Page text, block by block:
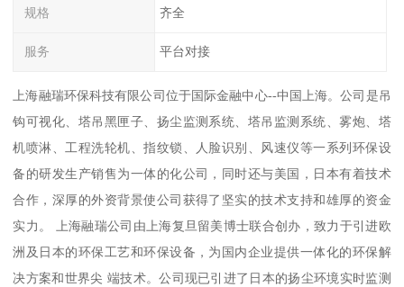
规格 齐全
服务 平台对接
上海融瑞环保科技有限公司位于国际金融中心--中国上海。公司是吊
钩可视化、塔吊黑匣子、扬尘监测系统、塔吊监测系统、雾炮、塔
机喷淋、工程洗轮机、指纹锁、人脸识别、风速仪等一系列环保设
备的研发生产销售为一体的化公司，同时还与美国，日本有着技术
合作，深厚的外资背景使公司获得了坚实的技术支持和雄厚的资金
实力。 上海融瑞公司由上海复旦留美博士联合创办，致力于引进欧
洲及日本的环保工艺和环保设备，为国内企业提供一体化的环保解
决方案和世界尖 端技术。公司现已引进了日本的扬尘环境实时监测